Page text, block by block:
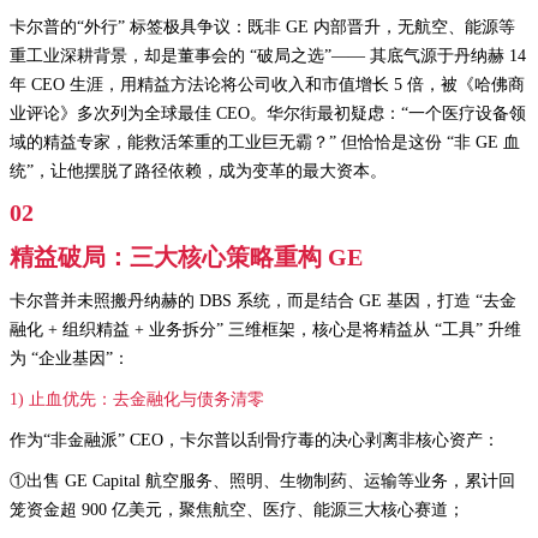
卡尔普的“外行” 标签极具争议：既非 GE 内部晋升，无航空、能源等
重工业深耕背景，却是董事会的 “破局之选”—— 其底气源于丹纳赫 14
年 CEO 生涯，用精益方法论将公司收入和市值增长 5 倍，被《哈佛商
业评论》多次列为全球最佳 CEO。华尔街最初疑虑：“一个医疗设备领
域的精益专家，能救活笨重的工业巨无霸？” 但恰恰是这份 “非 GE 血
统”，让他摆脱了路径依赖，成为变革的最大资本。
02
精益破局：三大核心策略重构 GE
卡尔普并未照搬丹纳赫的 DBS 系统，而是结合 GE 基因，打造 “去金
融化 + 组织精益 + 业务拆分” 三维框架，核心是将精益从 “工具” 升维
为 “企业基因”：
1) 止血优先：去金融化与债务清零
作为“非金融派” CEO，卡尔普以刮骨疗毒的决心剥离非核心资产：
①出售 GE Capital 航空服务、照明、生物制药、运输等业务，累计回
笼资金超 900 亿美元，聚焦航空、医疗、能源三大核心赛道；